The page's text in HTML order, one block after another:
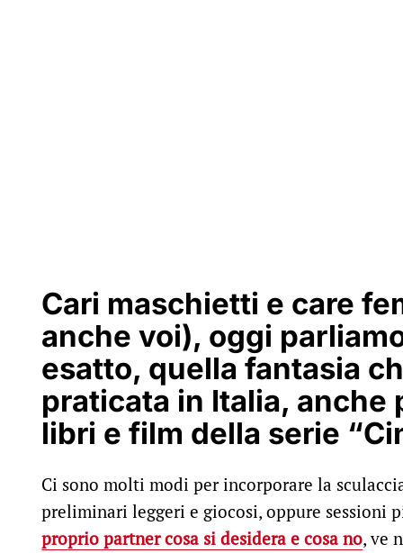
Cari maschietti e care
anche voi), oggi
esatto, quella fantasia
praticata in Italia,
libri e film della serie
Ci sono molti modi per incorporare la
preliminari leggeri e giocosi, oppure sessioni
proprio partner cosa si desidera e cosa no, ve